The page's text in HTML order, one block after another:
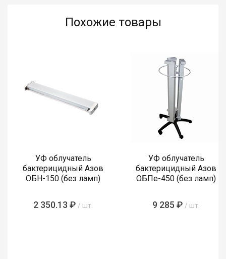
Похожие товары
УФ облучатель
бактерицидный Азов
ОБН-150 (без ламп)
2 350.13 ₽ / шт.
УФ облучатель
бактерицидный Азов
ОБПе-450 (без ламп)
9 285 ₽ / шт.